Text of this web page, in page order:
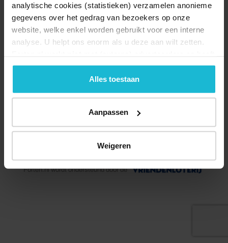
analytische cookies (statistieken) verzamelen anonieme
gegevens over het gedrag van bezoekers op onze
website, welke enkel worden gebruikt voor een interne
analyse. U helpt ons enorm als u deze aan wilt zetten.
geen commerciële doelstelling. U kunt deze cookies via
de knoppen accepteren, beheren of weigeren.
Alles toestaan
Aanpassen
Weigeren
© 2026 Stichting Forten Nederland
Forten.nl wordt ondersteund door de